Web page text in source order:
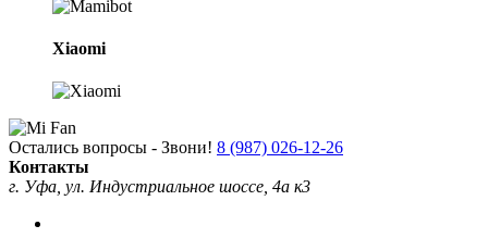
Xiaomi
Остались вопросы - Звони! 8 (987) 026-12-26
Контакты
г. Уфа, ул. Индустриальное шоссе, 4а к3